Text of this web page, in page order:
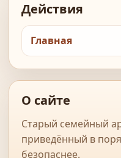
Действия
Главная
О сайте
Старый семейный
приведённый в
безопаснее.